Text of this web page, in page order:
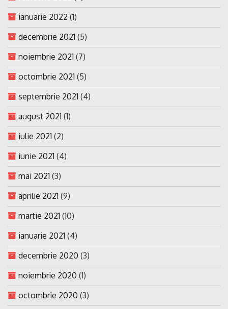
ianuarie 2022 (1)
decembrie 2021 (5)
noiembrie 2021 (7)
octombrie 2021 (5)
septembrie 2021 (4)
august 2021 (1)
iulie 2021 (2)
iunie 2021 (4)
mai 2021 (3)
aprilie 2021 (9)
martie 2021 (10)
ianuarie 2021 (4)
decembrie 2020 (3)
noiembrie 2020 (1)
octombrie 2020 (3)